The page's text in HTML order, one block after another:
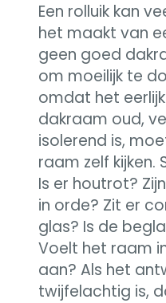
Een rolluik kan
het maakt van
geen goed
om moeilijk te
omdat het
dakraam oud,
isolerend is,
raam zelf kijken.
Is er houtrot?
in orde? Zit er
glas? Is de
Voelt het raam
aan? Als het
twijfelachtig is,